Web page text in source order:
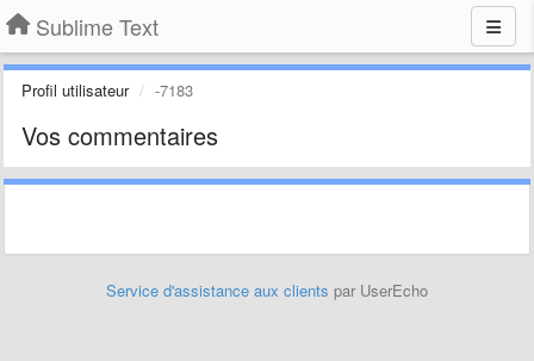
Sublime Text
Profil utilisateur -7183
Vos commentaires
Service d'assistance aux clients par UserEcho